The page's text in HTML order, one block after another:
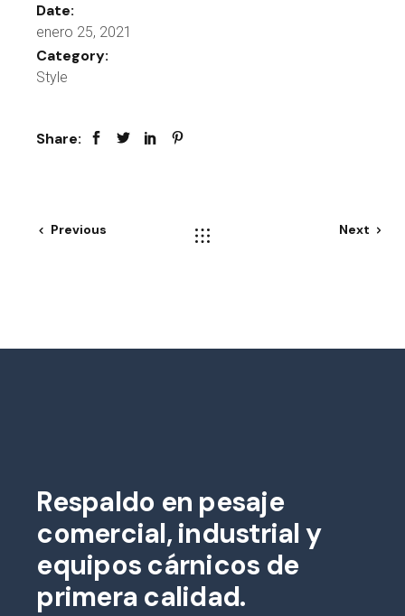
Date:
enero 25, 2021
Category:
Style
Share:
Previous Next
Respaldo en pesaje
comercial, industrial y
equipos cárnicos de
primera calidad.